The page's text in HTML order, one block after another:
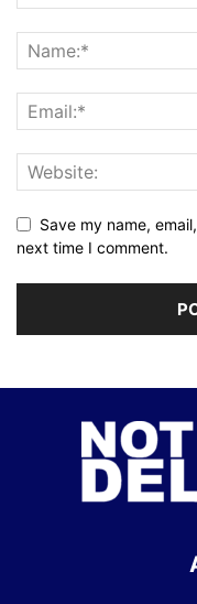
Save my name,
next time I comment.